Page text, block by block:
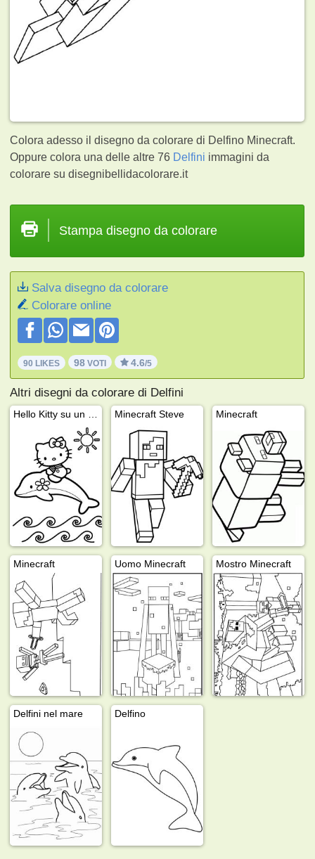
Colora adesso il disegno da colorare di Delfino Minecraft.
Oppure colora una delle altre 76 Delfini immagini da
colorare su disegnibellidacolorare.it
Stampa disegno da colorare
Salva disegno da colorare
Colorare online
90 LIKES 98 VOTI 4.6/5
Altri disegni da colorare di Delfini
Minecraft Steve Minecraft
Minecraft Uomo Minecraft Mostro Minecraft
Delfini nel mare Delfino